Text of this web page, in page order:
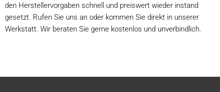
den Herstellervorgaben schnell und preiswert wieder instand
gesetzt. Rufen Sie uns an oder kommen Sie direkt in unserer
Werkstatt. Wir beraten Sie gerne kostenlos und unverbindlich.